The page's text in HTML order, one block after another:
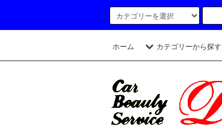
ホーム カテゴリーから探す